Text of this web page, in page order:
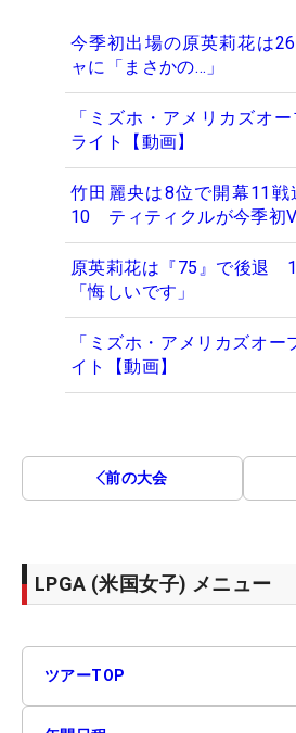
今季初出場の原英莉花は
ャに「まさかの…」
「ミズホ・アメリカズオ
ライト【動画】
竹田麗央は8位で開幕11
10 ティティクルが今季初V
原英莉花は『75』で後退
「悔しいです」
「ミズホ・アメリカズオ
イト【動画】
前の大会
LPGA (米国女子) メニュー
ツアーTOP